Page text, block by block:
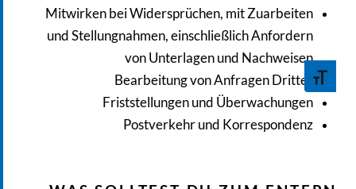
Toggle Font size
Mitwirken bei Widersprüchen, mit Zuarbeiten
und Stellungnahmen, einschließlich Anfordern
von Unterlagen und Nachweisen
Bearbeitung von Anfragen Dritter
Friststellungen und Überwachungen
Postverkehr und Korrespondenz